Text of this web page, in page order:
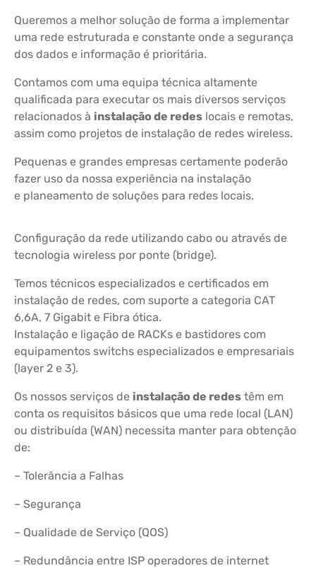
Queremos a melhor solução de forma a implementar
uma rede estruturada e constante onde a segurança
dos dados e informação é prioritária.
Contamos com uma equipa técnica altamente
qualificada para executar os mais diversos serviços
relacionados à instalação de redes locais e remotas,
assim como projetos de instalação de redes wireless.
Pequenas e grandes empresas certamente poderão
fazer uso da nossa experiência na instalação
e planeamento de soluções para redes locais.
Configuração da rede utilizando cabo ou através de
tecnologia wireless por ponte (bridge).
Temos técnicos especializados e certificados em
instalação de redes, com suporte a categoria CAT
6,6A, 7 Gigabit e Fibra ótica.
Instalação e ligação de RACKs e bastidores com
equipamentos switchs especializados e empresariais
(layer 2 e 3).
Os nossos serviços de instalação de redes têm em
conta os requisitos básicos que uma rede local (LAN)
ou distribuída (WAN) necessita manter para obtenção
de:
– Tolerância a Falhas
– Segurança
– Qualidade de Serviço (QOS)
– Redundância entre ISP operadores de internet